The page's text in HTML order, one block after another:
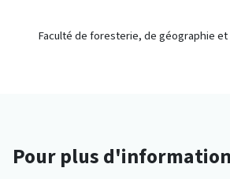
Faculté de foresterie, de géographie
Pour plus d'information